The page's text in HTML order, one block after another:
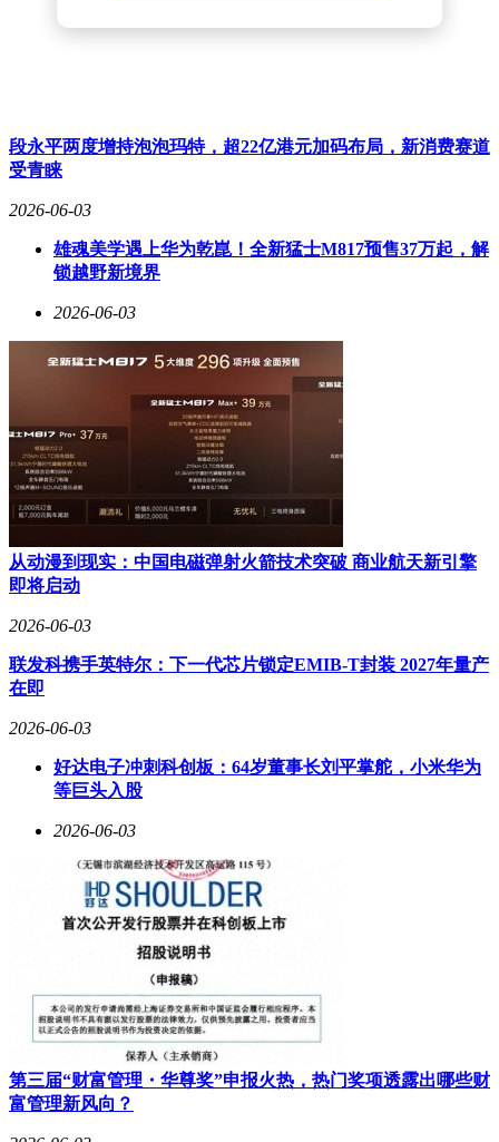
段永平两度增持泡泡玛特，超22亿港元加码布局，新消费赛道
受青睐
2026-06-03
雄魂美学遇上华为乾崑！全新猛士M817预售37万起，解
锁越野新境界
2026-06-03
从动漫到现实：中国电磁弹射火箭技术突破 商业航天新引擎
即将启动
2026-06-03
联发科携手英特尔：下一代芯片锁定EMIB-T封装 2027年量产
在即
2026-06-03
好达电子冲刺科创板：64岁董事长刘平掌舵，小米华为
等巨头入股
2026-06-03
第三届“财富管理・华尊奖”申报火热，热门奖项透露出哪些财
富管理新风向？